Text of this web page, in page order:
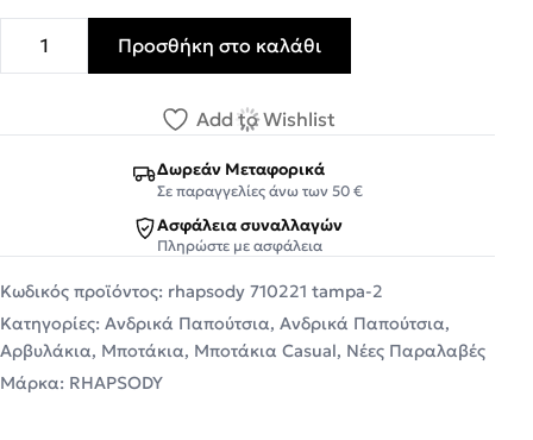
RHAPSODY Ανδρικά Μποτάκια Αρβυλάκια 710221 Ταμπά
Προσθήκη στο καλάθι
Add to Wishlist
Δωρεάν Μεταφορικά
Σε παραγγελίες άνω των 50 €
Ασφάλεια συναλλαγών
Πληρώστε με ασφάλεια
Κωδικός προϊόντος: rhapsody 710221 tampa-2
Κατηγορίες: Ανδρικά Παπούτσια, Ανδρικά Παπούτσια,
Αρβυλάκια, Μποτάκια, Μποτάκια Casual, Νέες Παραλαβές
Μάρκα: RHAPSODY